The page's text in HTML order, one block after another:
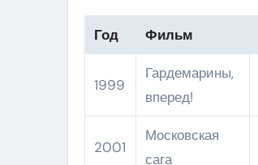
Год Фильм
1999
Гардемарины,
вперед!
2001
Московская
сага